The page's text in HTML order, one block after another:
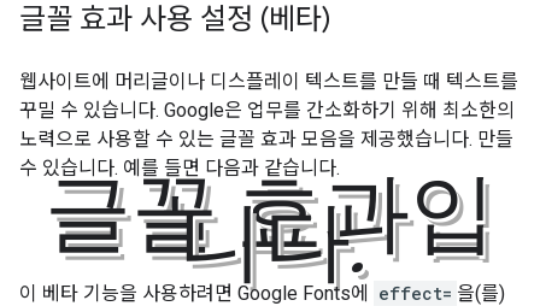
글꼴 효과 사용 설정 (베타)
웹사이트에 머리글이나 디스플레이 텍스트를 만들 때 텍스트를
꾸밀 수 있습니다. Google은 업무를 간소화하기 위해 최소한의
노력으로 사용할 수 있는 글꼴 효과 모음을 제공했습니다. 만들
수 있습니다. 예를 들면 다음과 같습니다.
글꼴 효과입
니다.
이 베타 기능을 사용하려면 Google Fonts에 effect= 을(를)